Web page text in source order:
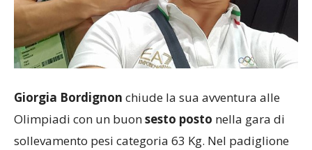
Giorgia Bordignon chiude la sua avventura alle
Olimpiadi con un buonsesto posto nella gara di
sollevamento pesi categoria 63 Kg. Nel padiglione